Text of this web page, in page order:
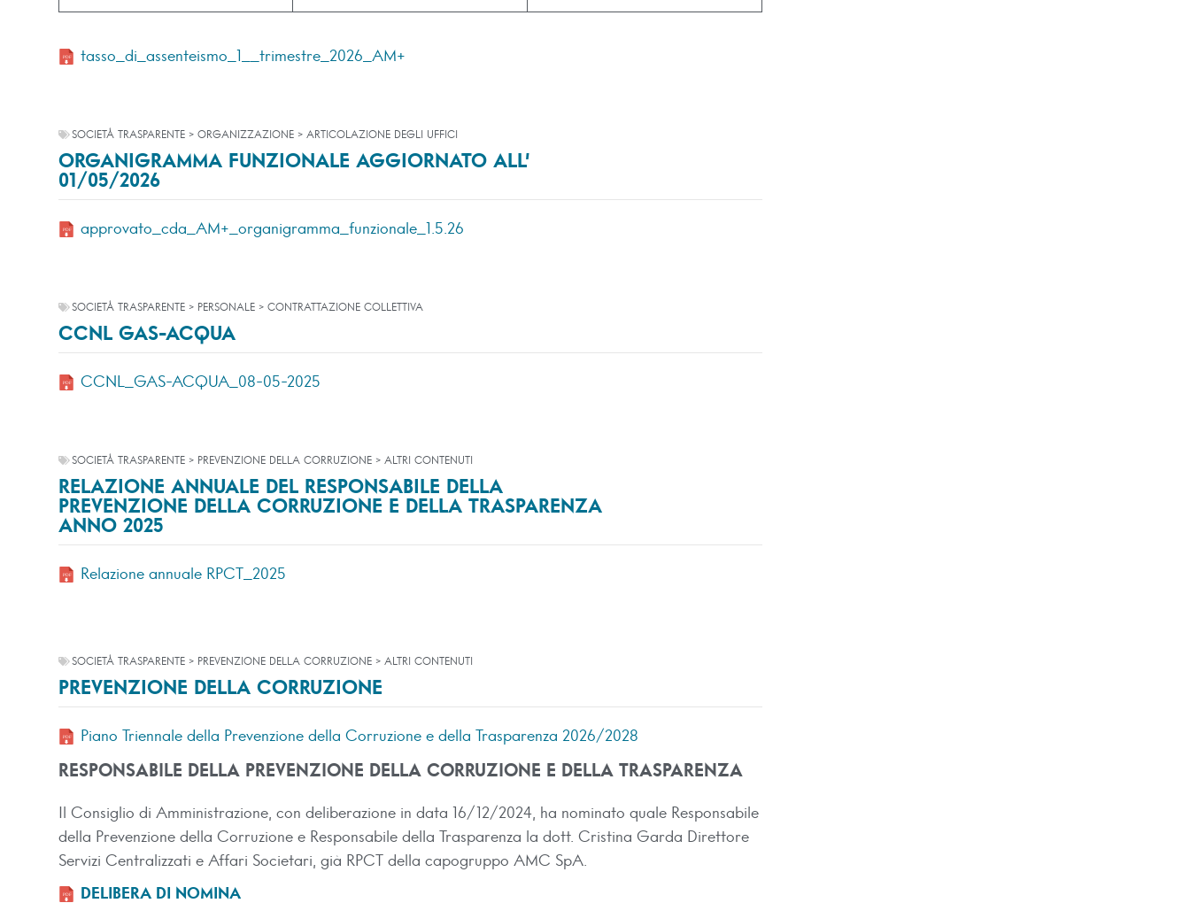
tasso_di_assenteismo_1__trimestre_2026_AM+
SOCIETÀ TRASPARENTE > ORGANIZZAZIONE > ARTICOLAZIONE DEGLI UFFICI
ORGANIGRAMMA FUNZIONALE AGGIORNATO ALL’
01/05/2026
approvato_cda_AM+_organigramma_funzionale_1.5.26
SOCIETÀ TRASPARENTE > PERSONALE > CONTRATTAZIONE COLLETTIVA
CCNL GAS-ACQUA
CCNL_GAS-ACQUA_08-05-2025
SOCIETÀ TRASPARENTE > PREVENZIONE DELLA CORRUZIONE > ALTRI CONTENUTI
RELAZIONE ANNUALE DEL RESPONSABILE DELLA
PREVENZIONE DELLA CORRUZIONE E DELLA TRASPARENZA
ANNO 2025
Relazione annuale RPCT_2025
SOCIETÀ TRASPARENTE > PREVENZIONE DELLA CORRUZIONE > ALTRI CONTENUTI
PREVENZIONE DELLA CORRUZIONE
Piano Triennale della Prevenzione della Corruzione e della Trasparenza 2026/2028
RESPONSABILE DELLA PREVENZIONE DELLA CORRUZIONE E DELLA TRASPARENZA
Il Consiglio di Amministrazione, con deliberazione in data 16/12/2024, ha nominato quale Responsabile
della Prevenzione della Corruzione e Responsabile della Trasparenza la dott. Cristina Garda Direttore
Servizi Centralizzati e Affari Societari, già RPCT della capogruppo AMC SpA.
DELIBERA DI NOMINA